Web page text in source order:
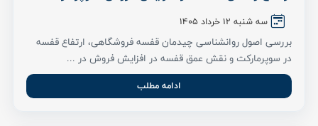
سه شنبه ۱۲ خرداد ۱۴۰۵
بررسی اصول روانشناسی چیدمان قفسه فروشگاهی، ارتفاع قفسه
در سوپرمارکت و نقش عمق قفسه در افزایش فروش در ...
ادامه مطلب